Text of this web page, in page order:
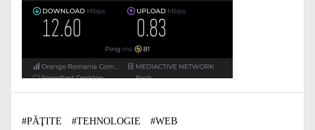
#PĂŢITE #TEHNOLOGIE #WEB